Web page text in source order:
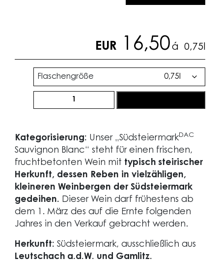
EUR 16,50 á 0,75l
Flaschengröße
SüdsteiermarkDAC
Sauvignon
2025
Menge
Kategorisierung: Unser „SüdsteiermarkDAC
Sauvignon Blanc“ steht für einen frischen,
fruchtbetonten Wein mit typisch steirischer
Herkunft, dessen Reben in vielzähligen,
kleineren Weinbergen der Südsteiermark
gedeihen. Dieser Wein darf frühestens ab
dem 1. März des auf die Ernte folgenden
Jahres in den Verkauf gebracht werden.
Herkunft: Südsteiermark, ausschließlich aus
Leutschach a.d.W. und Gamlitz.